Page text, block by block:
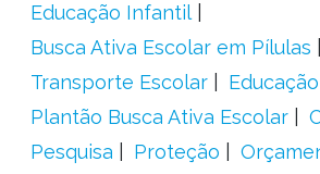
Educação Infantil
Busca Ativa Escolar em Pílulas
Transporte Escolar
Plantão Busca Ativa Escolar
Pesquisa
Proteção